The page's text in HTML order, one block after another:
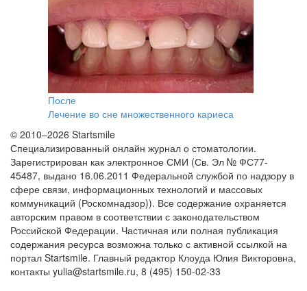
После
Лечение во сне множественного кариеса
© 2010–2026 Startsmile
Специализированный онлайн журнал о стоматологии.
Зарегистрирован как электронное СМИ (Св. Эл № ФС77-
45487, выдано 16.06.2011 Федеральной службой по надзору в
сфере связи, информационных технологий и массовых
коммуникаций (Роскомнадзор)). Все содержание охраняется
авторским правом в соответствии с законодательством
Российской Федерации. Частичная или полная публикация
содержания ресурса возможна только с активной ссылкой на
портал Startsmile. Главный редактор Клоуда Юлия Викторовна,
контакты yulia@startsmile.ru, 8 (495) 150-02-33